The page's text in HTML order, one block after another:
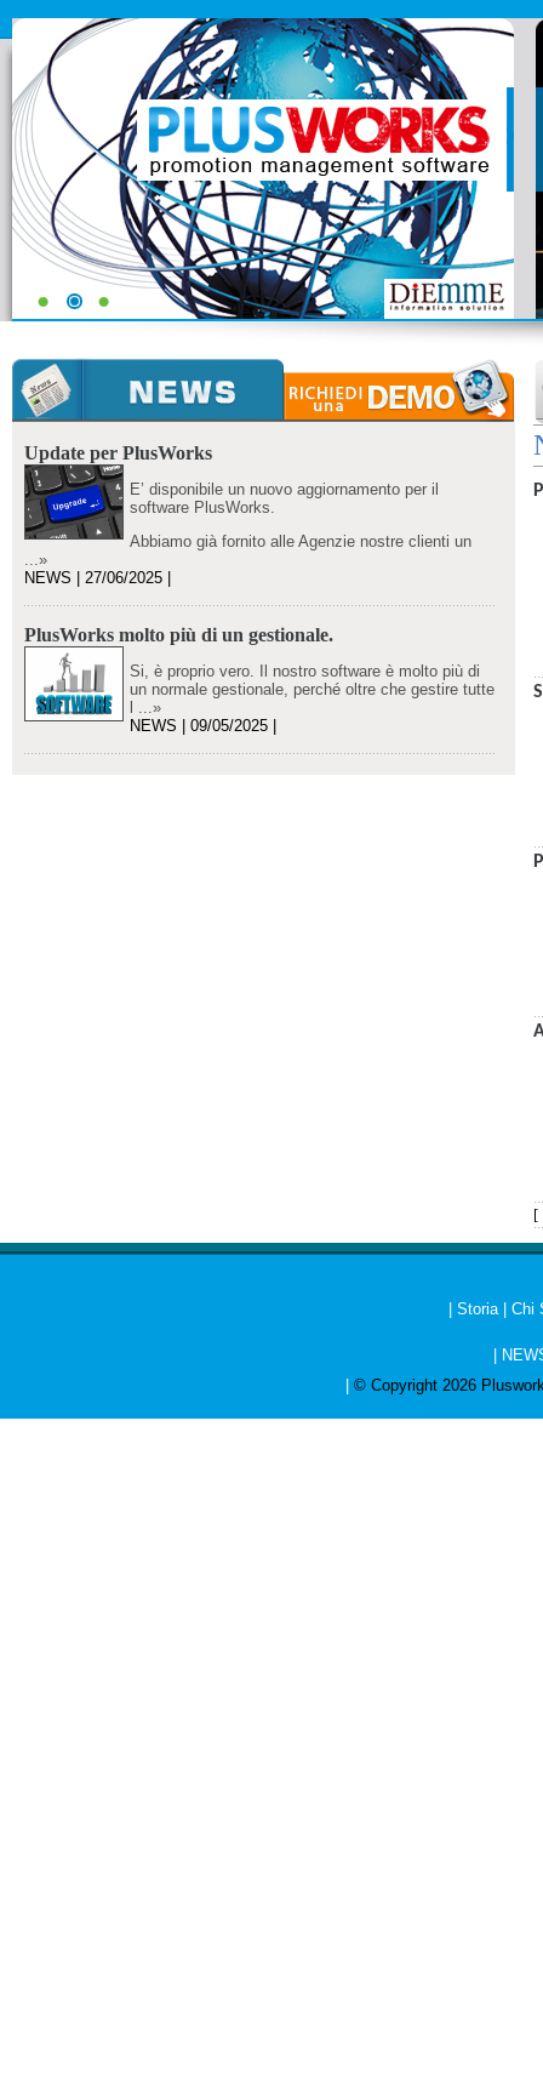
Update per PlusWorks
E’ disponibile un nuovo aggiornamento per il
software PlusWorks.
Abbiamo già fornito alle Agenzie nostre clienti un
...»
NEWS | 27/06/2025 |
PlusWorks molto più di un gestionale.
Si, è proprio vero. Il nostro software è molto più di
un normale gestionale, perché oltre che gestire tutte
l ...»
NEWS | 09/05/2025 |
[
Storia Chi
© Copyright 2026